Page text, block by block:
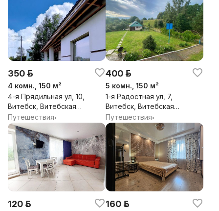
350 р.
4 комн., 150 м²
4-я Прядильная ул, 10,
Витебск, Витебская
обл.
Путешествия•
400 р.
5 комн., 150 м²
1-я Радостная ул, 7,
Витебск, Витебская
обл.
Путешествия•
120 р. 160 р.